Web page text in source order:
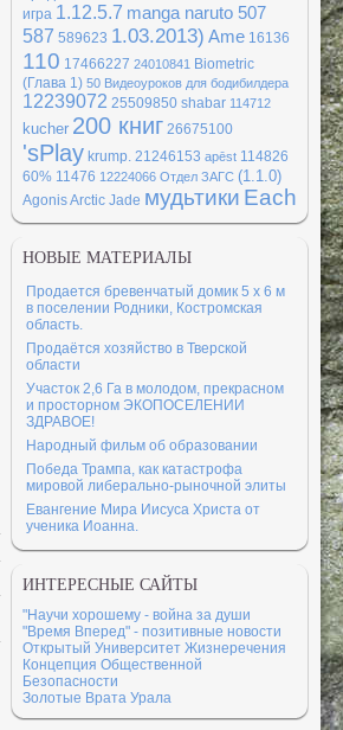
игра 1.12.5.7 manga naruto 507
587 589623 1.03.2013) Ame 16136
110 17466227 24010841 Biometric
(Глава 1) 50 Видеоуроков для бодибилдера
12239072 25509850 shabar 114712
kucher 200 книг 26675100
'sРlay krump. 21246153 apēst 114826
60% 11476 12224066 Отдел ЗАГС (1.1.0)
Agonis Arctic Jade мудьтики Each
НОВЫЕ МАТЕРИАЛЫ
Продается бревенчатый домик 5 х 6 м
в поселении Родники, Костромская
область.
Продаётся хозяйство в Тверской
области
Участок 2,6 Га в молодом, прекрасном
и просторном ЭКОПОСЕЛЕНИИ
ЗДРАВОЕ!
Народный фильм об образовании
Победа Трампа, как катастрофа
мировой либерально-рыночной элиты
Евангение Мира Иисуса Христа от
ученика Иоанна.
ИНТЕРЕСНЫЕ САЙТЫ
"Научи хорошему - война за души
"Время Вперед" - позитивные новости
Открытый Университет Жизнеречения
Концепция Общественной
Безопасности
Золотые Врата Урала